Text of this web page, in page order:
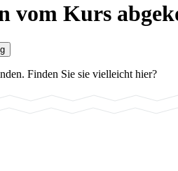
vom Kurs
Finden Sie sie vielleicht hier?